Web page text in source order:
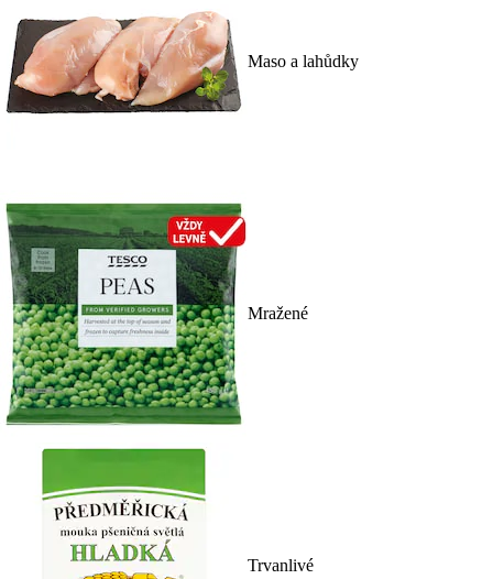
Maso a lahůdky
Mražené
Trvanlivé